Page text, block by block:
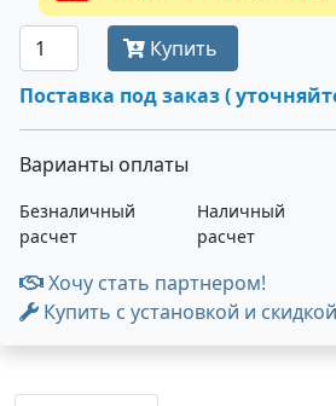
Купить
Поставка под заказ (
Варианты оплаты
Безналичный
расчет
Наличный
расчет
Хочу стать партнером!
Купить с установкой и